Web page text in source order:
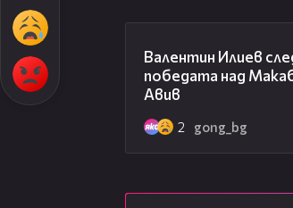
Валентин Илиев
победата над
Авив
2 gong_bg